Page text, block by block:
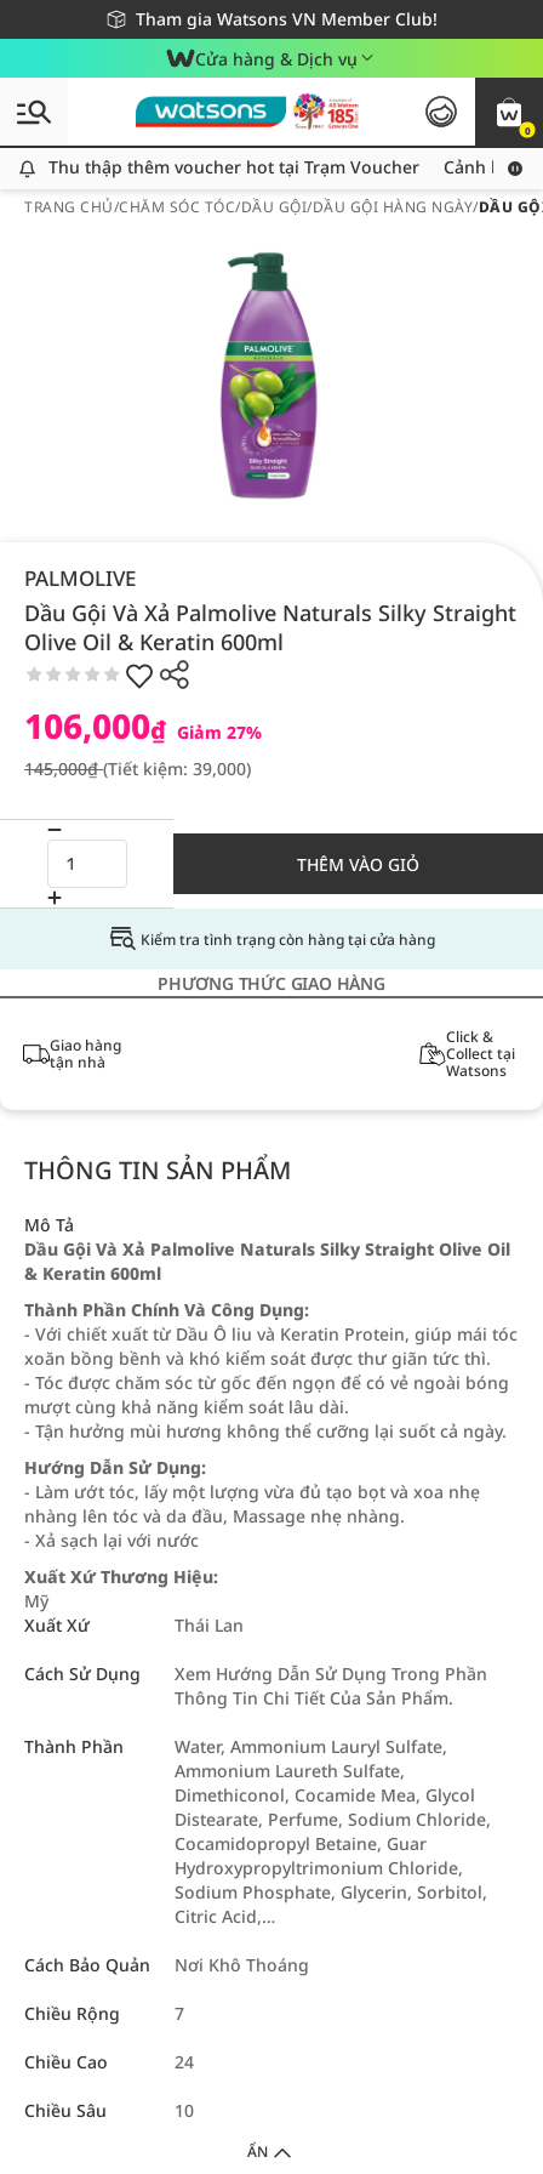
Tham gia Watsons VN Member Club!
Miễn phí giao hàng cho đơn hàng từ 249,000Đ
Giao hàng nhanh 24h - Áp dụng khu vực TP. Hồ Chí Minh
Cửa hàng & Dịch vụ
0
Thu thập thêm voucher hot tại Trạm Voucher
Thu thập thêm voucher hot tại Trạm Voucher Cảnh báo
TRANG CHỦ/CHĂM SÓC TÓC/DẦU GỘI/DẦU GỘI HÀNG NGÀY/DẦU
PALMOLIVE
Dầu Gội Và Xả Palmolive Naturals Silky Straight
Olive Oil & Keratin 600ml
106,000₫ Giảm 27%
145,000₫(Tiết kiệm: 39,000)
THÊM VÀO GIỎ
Kiểm tra tình trạng còn hàng tại cửa hàng
PHƯƠNG THỨC GIAO HÀNG
Giao hàng
tận nhà
Click &
Collect tại
Watsons
THÔNG TIN SẢN PHẨM
Mô Tả
Dầu Gội Và Xả Palmolive Naturals Silky Straight Olive Oil
& Keratin 600ml
Thành Phần Chính Và Công Dụng:
- Với chiết xuất từ Dầu Ô liu và Keratin Protein, giúp mái tóc
xoăn bồng bềnh và khó kiểm soát được thư giãn tức thì.
- Tóc được chăm sóc từ gốc đến ngọn để có vẻ ngoài bóng
mượt cùng khả năng kiểm soát lâu dài.
- Tận hưởng mùi hương không thể cưỡng lại suốt cả ngày.
Hướng Dẫn Sử Dụng:
- Làm ướt tóc, lấy một lượng vừa đủ tạo bọt và xoa nhẹ
nhàng lên tóc và da đầu, Massage nhẹ nhàng.
- Xả sạch lại với nước
Xuất Xứ Thương Hiệu:
Mỹ
Xuất Xứ
Thái Lan
Cách Sử Dụng
Xem Hướng Dẫn Sử Dụng Trong Phần
Thông Tin Chi Tiết Của Sản Phẩm.
Thành Phần
Water, Ammonium Lauryl Sulfate,
Ammonium Laureth Sulfate,
Dimethiconol, Cocamide Mea, Glycol
Distearate, Perfume, Sodium Chloride,
Cocamidopropyl Betaine, Guar
Hydroxypropyltrimonium Chloride,
Sodium Phosphate, Glycerin, Sorbitol,
Citric Acid,…
Cách Bảo Quản Nơi Khô Thoáng
Chiều Rộng 7
Chiều Cao 24
Chiều Sâu 10
ẨN